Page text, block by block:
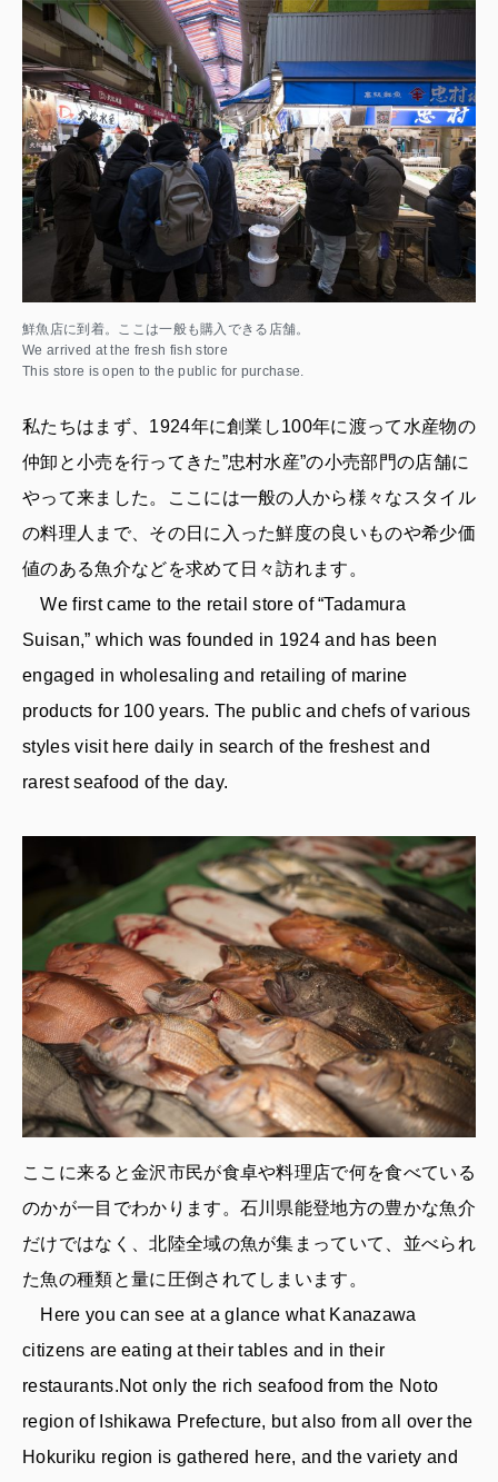
鮮魚店に到着。ここは一般も購入できる店舗。
We arrived at the fresh fish store
This store is open to the public for purchase.
私たちはまず、1924年に創業し100年に渡って水産物の
仲卸と小売を行ってきた”忠村水産”の小売部門の店舗に
やって来ました。ここには一般の人から様々なスタイル
の料理人まで、その日に入った鮮度の良いものや希少価
値のある魚介などを求めて日々訪れます。
We first came to the retail store of “Tadamura
Suisan,” which was founded in 1924 and has been
engaged in wholesaling and retailing of marine
products for 100 years. The public and chefs of various
styles visit here daily in search of the freshest and
rarest seafood of the day.
ここに来ると金沢市民が食卓や料理店で何を食べている
のかが一目でわかります。石川県能登地方の豊かな魚介
だけではなく、北陸全域の魚が集まっていて、並べられ
た魚の種類と量に圧倒されてしまいます。
Here you can see at a glance what Kanazawa
citizens are eating at their tables and in their
restaurants.Not only the rich seafood from the Noto
region of Ishikawa Prefecture, but also from all over the
Hokuriku region is gathered here, and the variety and